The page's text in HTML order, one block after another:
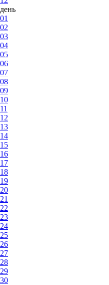
день
01
02
03
04
05
06
07
08
09
10
11
12
13
14
15
16
17
18
19
20
21
22
23
24
25
26
27
28
29
30